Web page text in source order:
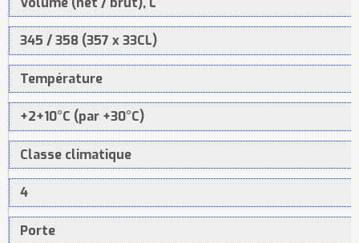
345 / 358 (357 x 33CL)
Température
+2+10°C (par +30°C)
Classe climatique
4
Porte